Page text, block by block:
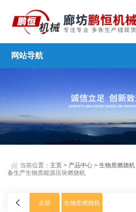
网站导航
当前位置： 主页 > 产品中心 >生物质燃烧机
备生产生物质能源压块燃烧机
全部 生物质燃烧机